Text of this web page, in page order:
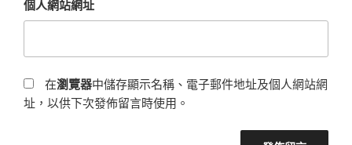
個人網站網址
在瀏覽器中儲存顯示名稱、電子郵件地址及個人網站網
址，以供下次發佈留言時使用。